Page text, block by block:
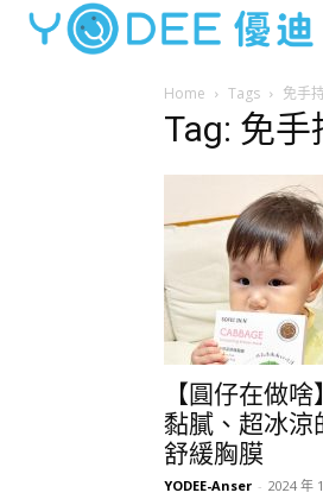
Home Tags 免手
Tag: 免
【圓仔在做
黏膩、超冰涼
舒緩胸膜
YODEE-Anser - 2024 年